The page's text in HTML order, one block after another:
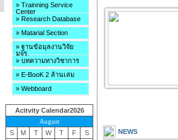
» Trainning Service
Center
» Research Database
» Matarial Section
» ฐานข้อมุลงานวิจัย
มจร.
» บทความทางวิชาการ
» E-BooK 2 ล้านเล่ม
» Webboard
Acitvity Calendar2026
August
S M T W T F
S
NEWS